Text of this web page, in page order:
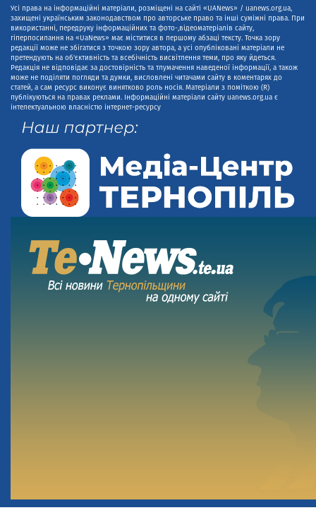
Усі права на інформаційні матеріали, розміщені на сайті «UANews» / uanews.org.ua,
захищені українським законодавством про авторське право та інші суміжні права. При
використанні, передруку інформаційних та фото-,відеоматеріалів сайту,
гіперпосилання на «UaNews» має міститися в першому абзаці тексту. Точка зору
редакції може не збігатися з точкою зору автора, а усі опубліковані матеріали не
претендують на об'єктивність та всебічність висвітлення теми, про яку йдеться.
Редакція не відповідає за достовірність та тлумачення наведеної інформації, а також
може не поділяти погляди та думки, висловлені читачами сайту в коментарях до
статей, а сам ресурс виконує винятково роль носія. Матеріали з поміткою (R)
публікуються на правах реклами. Інформаційні матеріали сайту uanews.org.ua є
інтелектуальною власністю інтернет-ресурсу